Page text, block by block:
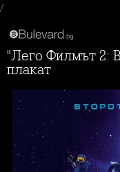
/
"Лего Филмът 2: Второто пришествие" - БГ
плакат